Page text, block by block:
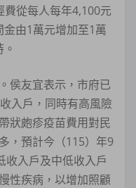
從每人每年4,100元
由1萬元增加至1萬
侯友宜表示，市府已
入戶，同時有高風險
狀皰疹疫苗費用對民
，預計今（115）年9
收入戶及中低收入戶
性疾病，以增加照顧